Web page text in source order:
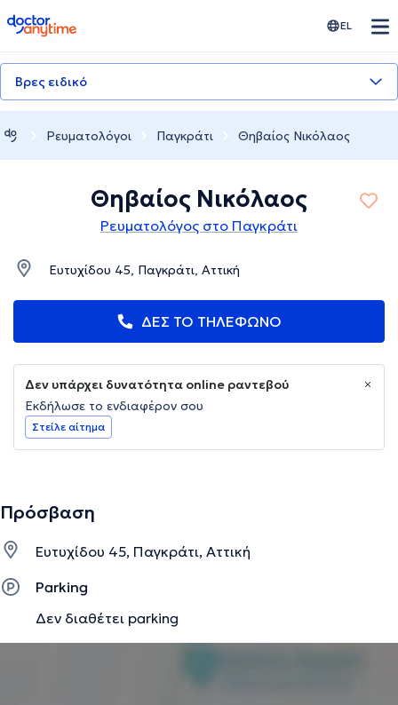
doctoranytime EL
Βρες ειδικό
Ρευματολόγοι Παγκράτι Θηβαίος Νικόλαος
Θηβαίος Νικόλαος
Ρευματολόγος στο Παγκράτι
Ευτυχίδου 45, Παγκράτι, Αττική
ΔΕΣ ΤΟ ΤΗΛΕΦΩΝΟ
Δεν υπάρχει δυνατότητα online ραντεβού
Εκδήλωσε το ενδιαφέρον σου
Στείλε αίτημα
Πρόσβαση
Ευτυχίδου 45, Παγκράτι, Αττική
Parking
Δεν διαθέτει parking